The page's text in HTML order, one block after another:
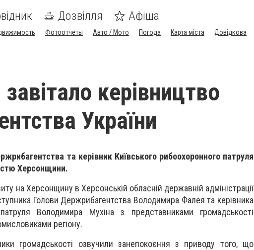
Дозвілля Афіша
Фотоотчеты Авто / Мото Погода Карта міста Довідкова
керівництво
України
та керівник Київського рибоохоронного патруля
Херсонщини.
на Херсонщину в Херсонській обласній державній адміністрації
Голови Держрибагентства Володимира Фалея та керівника
Володимира Мухіна з представниками громадськості
регіону.
громадськості озвучили занепокоєння з приводу того, що